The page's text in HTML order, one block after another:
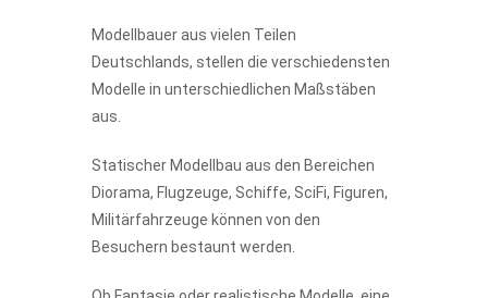
Modellbauer aus vielen Teilen
Deutschlands, stellen die verschiedensten
Modelle in unterschiedlichen Maßstäben
aus.
Statischer Modellbau aus den Bereichen
Diorama, Flugzeuge, Schiffe, SciFi, Figuren,
Militärfahrzeuge können von den
Besuchern bestaunt werden.